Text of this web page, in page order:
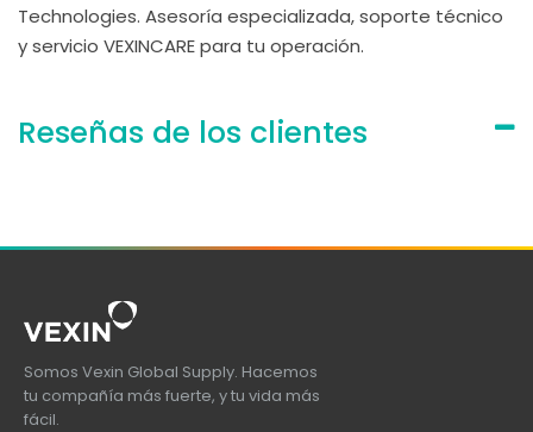
Technologies. Asesoría especializada, soporte técnico
y servicio VEXINCARE para tu operación.
Reseñas de los clientes
Somos Vexin Global Supply. Hacemos
tu compañía más fuerte, y tu vida más
fácil.